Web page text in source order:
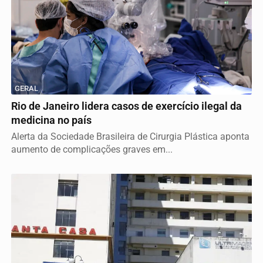
GERAL
Rio de Janeiro lidera casos de exercício ilegal da
medicina no país
Alerta da Sociedade Brasileira de Cirurgia Plástica aponta
aumento de complicações graves em...